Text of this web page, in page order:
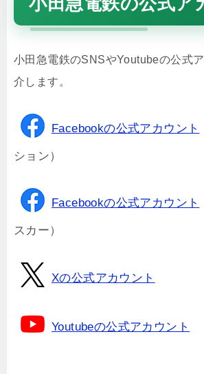
小田急電鉄のSNSやYoutubeの公式
介します。
Facebookの公式アカウント
ション）
Facebookの公式アカウント
スカー）
Xの公式アカウント
Youtubeの公式アカウント